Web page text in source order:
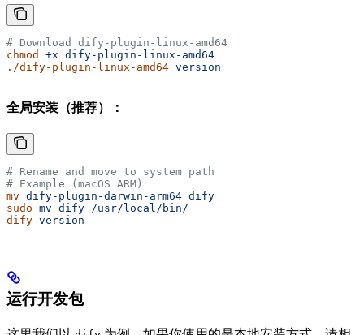
# Download dify-plugin-linux-amd64
chmod
+x dify-plugin-linux-amd64
./dify-plugin-linux-amd64 version
全局安装（推荐）：
# Rename and move to system path
# Example (macOS ARM)
mv dify-plugin-darwin-arm64 dify
sudo mv dify /usr/local/bin/
dify version
运行开发包